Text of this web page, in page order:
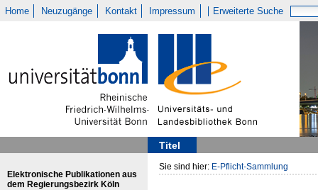
Home Neuzugänge Kontakt Impressum Erweiterte Suche
Titel
Elektronische Publikationen aus
dem Regierungsbezirk Köln
Sie sind hier: E-Pflicht-Sammlung